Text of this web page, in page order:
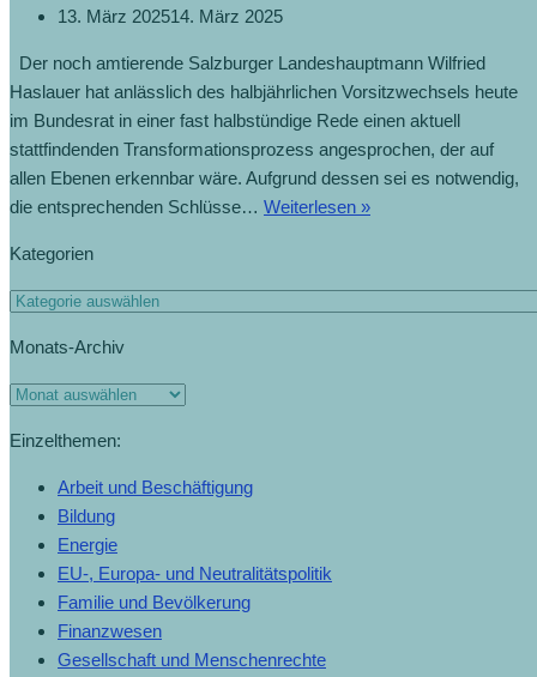
13. März 202514. März 2025
Der noch amtierende Salzburger Landeshauptmann Wilfried
Haslauer hat anlässlich des halbjährlichen Vorsitzwechsels heute
im Bundesrat in einer fast halbstündige Rede einen aktuell
stattfindenden Transformationsprozess angesprochen, der auf
allen Ebenen erkennbar wäre. Aufgrund dessen sei es notwendig,
die entsprechenden Schlüsse… Weiterlesen »
Kategorien
Monats-Archiv
Einzelthemen:
Arbeit und Beschäftigung
Bildung
Energie
EU-, Europa- und Neutralitätspolitik
Familie und Bevölkerung
Finanzwesen
Gesellschaft und Menschenrechte